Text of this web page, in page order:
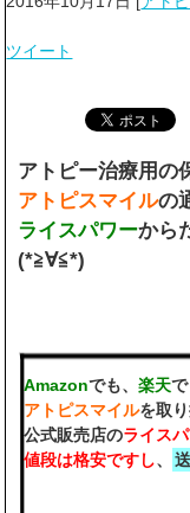
ツイート
アトピー治療用の
アトピスマイルの
ライスパワーから
(*≧∀≦*)
Amazonでも、楽天
アトピスマイルを取
公式販売店のライス
値段は格安ですし、